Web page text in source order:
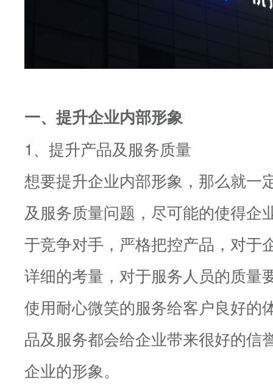
一、提升企业内部形象
1、提升产品及服务质量
想要提升企业内部形象，那么就一
及服务质量问题，尽可能的使得企
于竞争对手，严格把控产品，对于
详细的考量，对于服务人员的质量
使用耐心微笑的服务给客户良好的
品及服务都会给企业带来很好的信
企业的形象。